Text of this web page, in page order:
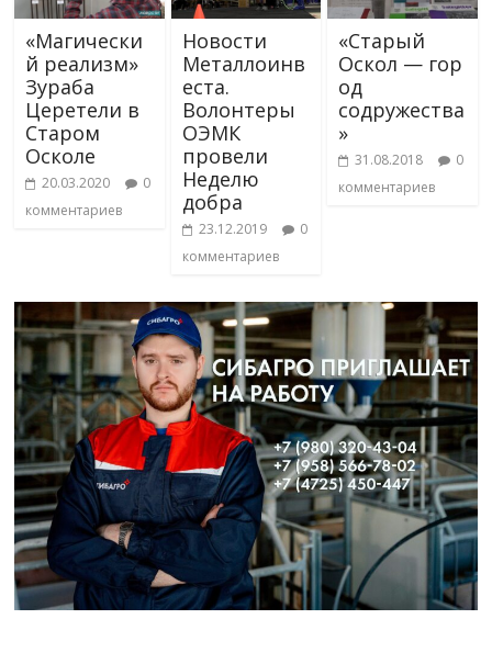
«Магически
й реализм»
Зураба
Церетели в
Старом
Осколе
20.03.2020
0
комментариев
Новости
Металлоинв
еста.
Волонтеры
ОЭМК
провели
Неделю
добра
23.12.2019
0
комментариев
«Старый
Оскол — гор
од
содружества
»
31.08.2018
0
комментариев